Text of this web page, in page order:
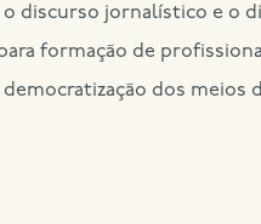
discurso jornalístico e o
formação de
dos meios